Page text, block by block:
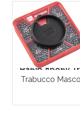
Набір дробу
Trabucco